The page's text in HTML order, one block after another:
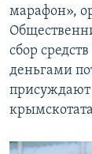
марафон»,
сбор
деньгами